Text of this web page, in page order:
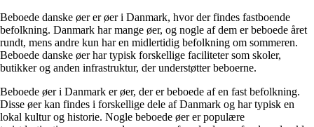
Beboede danske øer er øer i Danmark, hvor der findes fastboende
befolkning. Danmark har mange øer, og nogle af dem er beboede året
rundt, mens andre kun har en midlertidig befolkning om sommeren.
Beboede danske øer har typisk forskellige faciliteter som skoler,
butikker og anden infrastruktur, der understøtter beboerne.
Beboede øer i Danmark er øer, der er beboede af en fast befolkning.
Disse øer kan findes i forskellige dele af Danmark og har typisk en
lokal kultur og historie. Nogle beboede øer er populære